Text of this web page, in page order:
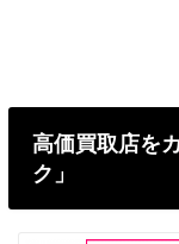
高価買取店を
ク」